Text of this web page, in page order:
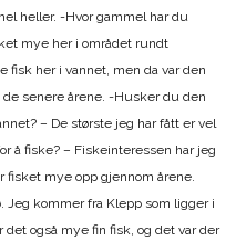
heller. -Hvor gammel har du
mye her i området rundt
fisk her i vannet, men da var den
senere årene. -Husker du den
– De største jeg har fått er vel
å fiske? – Fiskeinteressen har jeg
fisket mye opp gjennom årene.
Jeg kommer fra Klepp som ligger i
det også mye fin fisk, og det var der